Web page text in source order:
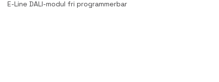
E-Line DALI-modul fri programmerbar